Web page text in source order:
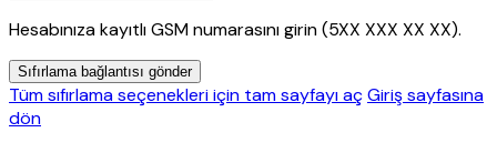
Hesabınıza kayıtlı GSM numarasını girin (5XX XXX XX XX).
Sıfırlama bağlantısı gönder
Tüm sıfırlama seçenekleri için tam sayfayı açGiriş sayfasına
dön